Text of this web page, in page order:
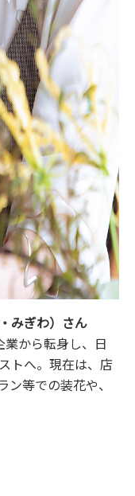
みぎわ）さん
から転身し、日
トへ。現在は、店
等での装花や、